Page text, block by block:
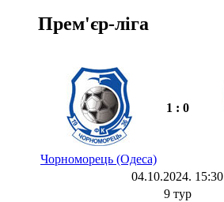
Прем'єр-ліга
1 : 0
Чорноморець (Одеса)
04.10.2024. 15:30
9 тур